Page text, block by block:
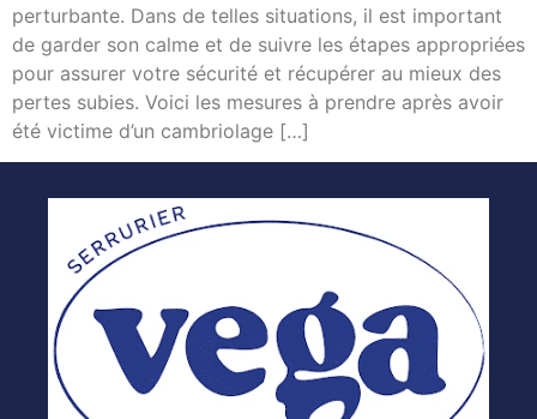
perturbante. Dans de telles situations, il est important
de garder son calme et de suivre les étapes appropriées
pour assurer votre sécurité et récupérer au mieux des
pertes subies. Voici les mesures à prendre après avoir
été victime d’un cambriolage […]